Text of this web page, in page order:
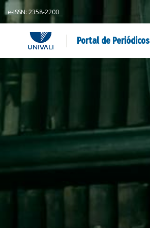
e-ISSN: 2358-2200
Portal de Periódicos